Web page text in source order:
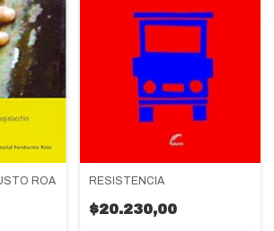
ROA
RESISTENCIA
$20.230,00